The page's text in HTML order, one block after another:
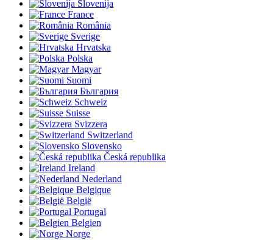
Slovenija
France
România
Sverige
Hrvatska
Polska
Magyar
Suomi
България
Schweiz
Suisse
Svizzera
Switzerland
Slovensko
Česká republika
Ireland
Nederland
Belgique
België
Portugal
Belgien
Norge